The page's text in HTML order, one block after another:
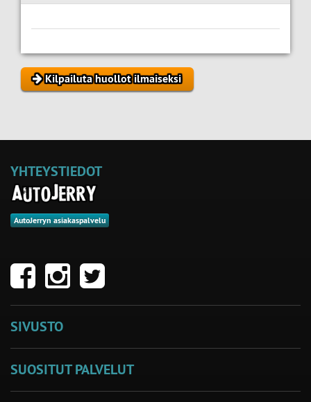
Kilpailuta huollot ilmaiseksi
YHTEYSTIEDOT
AutoJerryn asiakaspalvelu
SIVUSTO
SUOSITUT PALVELUT